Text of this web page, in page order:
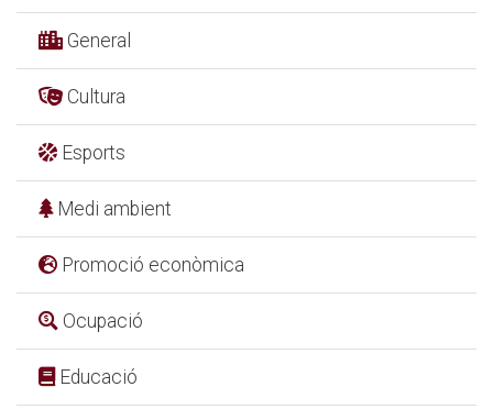
General
Cultura
Esports
Medi ambient
Promoció econòmica
Ocupació
Educació